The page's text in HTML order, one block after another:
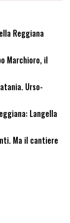
Reggiana
Marchioro, il
Urso-
Langella
Ma il cantiere